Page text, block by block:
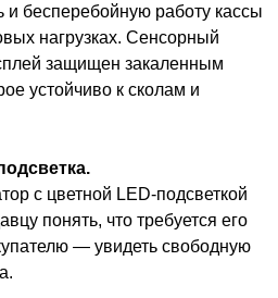
и бесперебойную работу кассы
нагрузках. Сенсорный
защищен закаленным
устойчиво к сколам и
с цветной LED-подсветкой
понять, что требуется его
— увидеть свободную